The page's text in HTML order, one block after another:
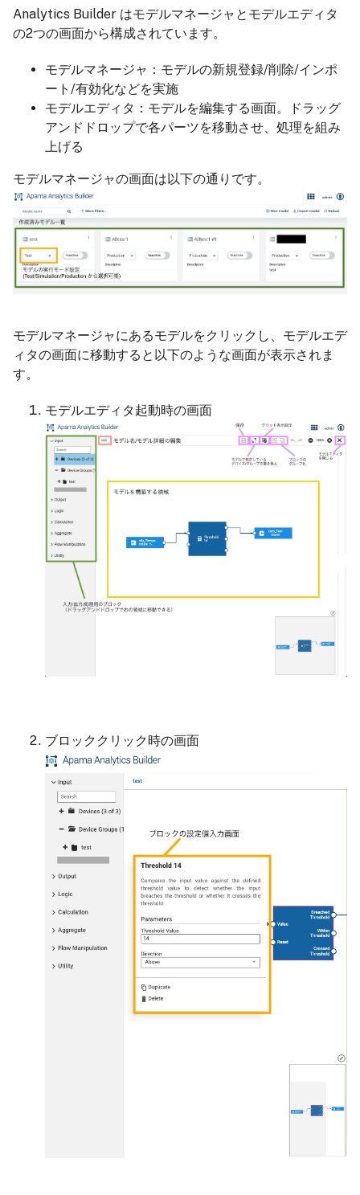
Analytics Builder はモデルマネージャとモデルエディタ
の2つの画面から構成されています。
モデルマネージャ：モデルの新規登録/削除/インポ
ート/有効化などを実施
モデルエディタ：モデルを編集する画面。ドラッグ
アンドドロップで各パーツを移動させ、処理を組み
上げる
モデルマネージャの画面は以下の通りです。
モデルマネージャにあるモデルをクリックし、モデルエデ
ィタの画面に移動すると以下のような画面が表示されま
す。
モデルエディタ起動時の画面
ブロッククリック時の画面